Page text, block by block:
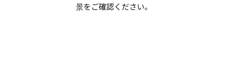
景をご確認ください。